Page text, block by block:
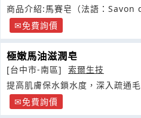
商品介紹:馬賽皂（法語：Savon
免費詢價
極嫩馬油滋潤皂
[台中市-南區]
索爾生技
提高肌膚保水鎖水度，深入疏通
防止乾裂
免費詢價